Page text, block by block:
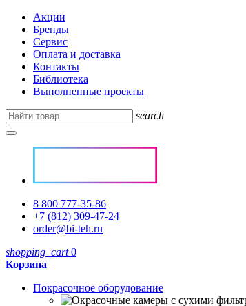
Акции
Бренды
Сервис
Оплата и доставка
Контакты
Библиотека
Выполненные проекты
search
8 800 777-35-86
+7 (812) 309-47-24
order@bi-teh.ru
shopping_cart 0
Корзина
Покрасочное оборудование